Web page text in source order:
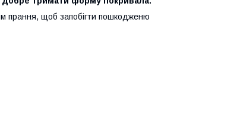
прання, щоб запобігти пошкодженю